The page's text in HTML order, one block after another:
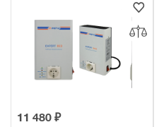
11 480 ₽